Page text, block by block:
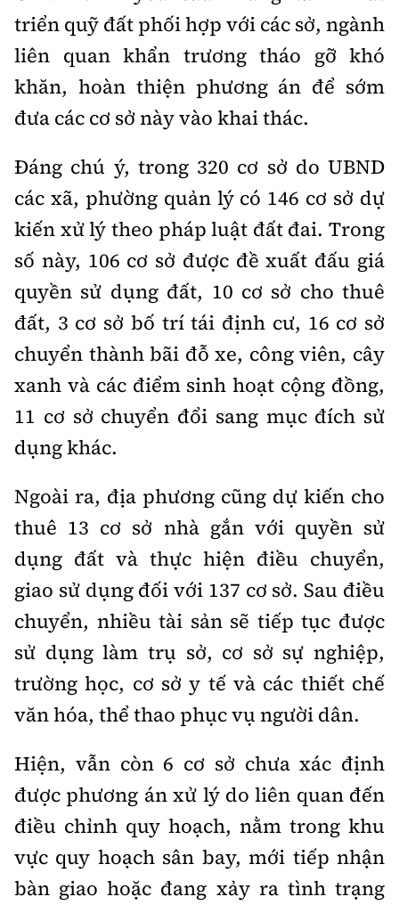
triển quỹ đất phối hợp với các sở, ngành
liên quan khẩn trương tháo gỡ khó
khăn, hoàn thiện phương án để sớm
đưa các cơ sở này vào khai thác.
Đáng chú ý, trong 320 cơ sở do UBND
các xã, phường quản lý có 146 cơ sở dự
kiến xử lý theo pháp luật đất đai. Trong
số này, 106 cơ sở được đề xuất đấu giá
quyền sử dụng đất, 10 cơ sở cho thuê
đất, 3 cơ sở bố trí tái định cư, 16 cơ sở
chuyển thành bãi đỗ xe, công viên, cây
xanh và các điểm sinh hoạt cộng đồng,
11 cơ sở chuyển đổi sang mục đích sử
dụng khác.
Ngoài ra, địa phương cũng dự kiến cho
thuê 13 cơ sở nhà gắn với quyền sử
dụng đất và thực hiện điều chuyển,
giao sử dụng đối với 137 cơ sở. Sau điều
chuyển, nhiều tài sản sẽ tiếp tục được
sử dụng làm trụ sở, cơ sở sự nghiệp,
trường học, cơ sở y tế và các thiết chế
văn hóa, thể thao phục vụ người dân.
Hiện, vẫn còn 6 cơ sở chưa xác định
được phương án xử lý do liên quan đến
điều chỉnh quy hoạch, nằm trong khu
vực quy hoạch sân bay, mới tiếp nhận
bàn giao hoặc đang xảy ra tình trạng